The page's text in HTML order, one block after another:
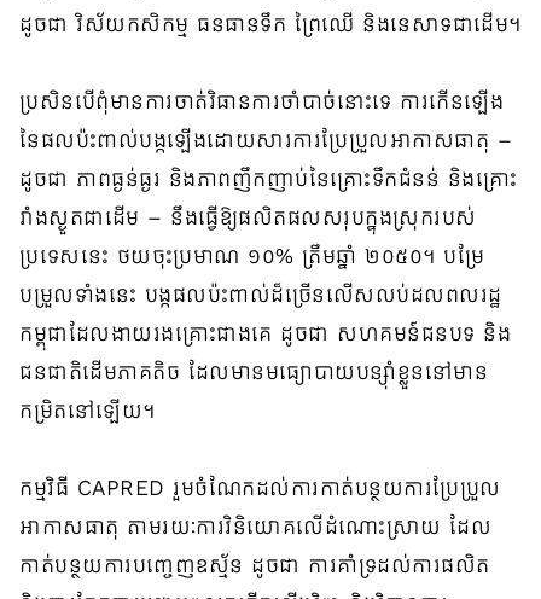
ដូចជា វិស័យកសិកម្ម ធនធានទឹក ព្រៃឈើ និងនេសាទជាដើម។
ប្រសិនបើពុំមានការចាត់វិធានការចាំបាច់នោះទេ ការកើនឡើង
នៃផលប៉ះពាល់បង្កឡើងដោយសារការប្រែប្រួលអាកាសធាតុ –
ដូចជា ភាពធ្ងន់ធ្ងរ និងភាពញឹកញាប់នៃគ្រោះទឹកជំនន់ និងគ្រោះ
រាំងស្ងួតជាដើម – នឹងធ្វើឱ្យផលិតផលសរុបក្នុងស្រុករបស់
ប្រទេសនេះ ថយចុះប្រមាណ ១០% ត្រឹមឆ្នាំ ២០៥០។ បម្រែ
បម្រួលទាំងនេះ បង្កផលប៉ះពាល់ដ៏ច្រើនលើសលប់ដលពលរដ្ឋ
កម្ពុជាដែលងាយរងគ្រោះជាងគេ ដូចជា សហគមន៍ជនបទ និង
ជនជាតិដើមភាគតិច ដែលមានមធ្យោបាយបន្ស៊ាំខ្លួននៅមាន
កម្រិតនៅឡើយ។
កម្មវិធី CAPRED រួមចំណែកដល់ការកាត់បន្ថយការប្រែប្រួល
អាកាសធាតុ តាមរយៈការវិនិយោគលើដំណោះស្រាយ ដែល
កាត់បន្ថយការបញ្ចេញឧស្ម័ន ដូចជា ការគាំទ្រដល់ការផលិត